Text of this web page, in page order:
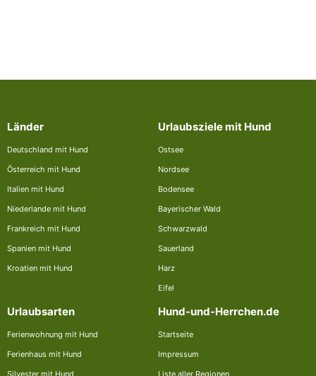
Länder
Deutschland mit Hund
Österreich mit Hund
Italien mit Hund
Niederlande mit Hund
Frankreich mit Hund
Spanien mit Hund
Kroatien mit Hund
Urlaubsziele mit Hund
Ostsee
Nordsee
Bodensee
Bayerischer Wald
Schwarzwald
Sauerland
Harz
Eifel
Urlaubsarten
Ferienwohnung mit Hund
Ferienhaus mit Hund
Silvester mit Hund
Hund-und-Herrchen.de
Startseite
Impressum
Liste aller Regionen